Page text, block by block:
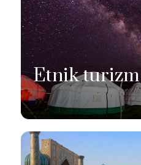
Etnik turizm